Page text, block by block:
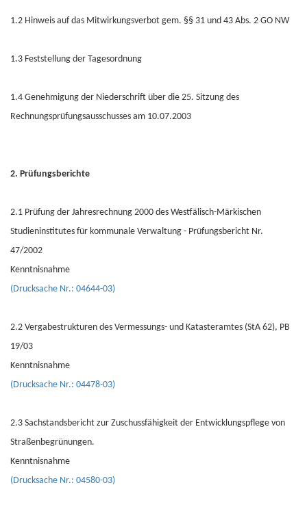
1.2 Hinweis auf das Mitwirkungsverbot gem. §§ 31 und 43 Abs. 2 GO NW
1.3 Feststellung der Tagesordnung
1.4 Genehmigung der Niederschrift über die 25. Sitzung des
Rechnungsprüfungsausschusses am 10.07.2003
2. Prüfungsberichte
2.1 Prüfung der Jahresrechnung 2000 des Westfälisch-Märkischen
Studieninstitutes für kommunale Verwaltung - Prüfungsbericht Nr.
47/2002
Kenntnisnahme
(Drucksache Nr.: 04644-03)
2.2 Vergabestrukturen des Vermessungs- und Katasteramtes (StA 62), PB
19/03
Kenntnisnahme
(Drucksache Nr.: 04478-03)
2.3 Sachstandsbericht zur Zuschussfähigkeit der Entwicklungspflege von
Straßenbegrünungen.
Kenntnisnahme
(Drucksache Nr.: 04580-03)